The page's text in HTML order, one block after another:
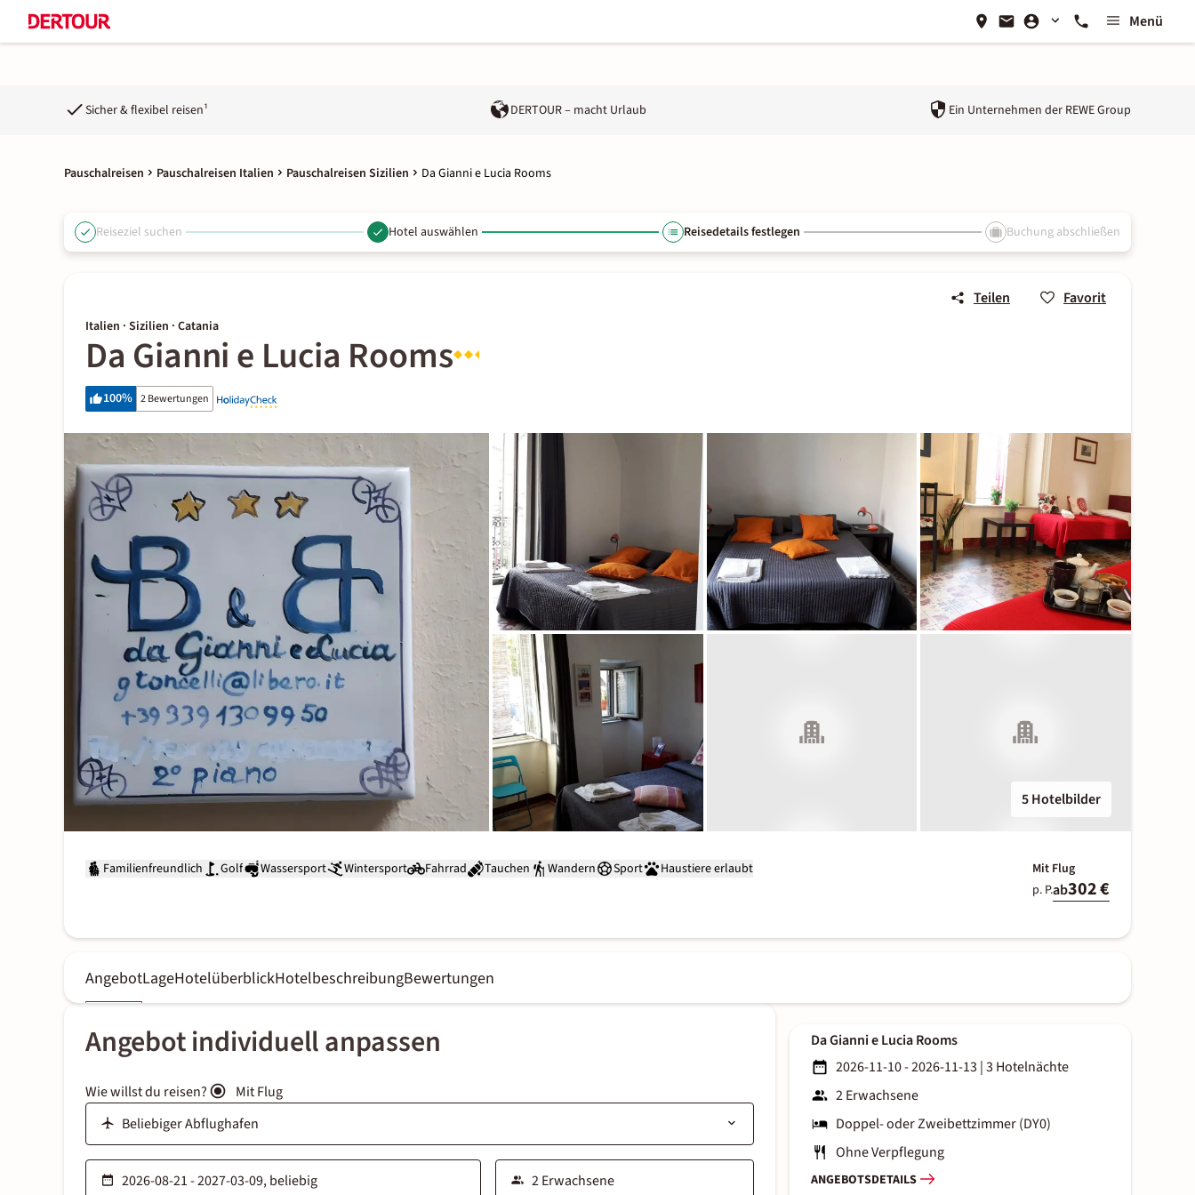
Menü
Sicher & flexibel reisen¹ DERTOUR – macht Urlaub Ein Unternehmen der REWE Group
Pauschalreisen Pauschalreisen Italien Pauschalreisen Sizilien Da Gianni e Lucia Rooms
Reiseziel suchen Hotel auswählen Reisedetails festlegen Buchung abschließen
Teilen Favorit
Italien · Sizilien · Catania
Da Gianni e Lucia Rooms
100% 2 Bewertungen
5 Hotelbilder
Familienfreundlich Golf Wassersport Wintersport Fahrrad Tauchen Wandern Sport Haustiere erlaubt
Mit Flug
p. P.ab302 €
AngebotLageHotelüberblickHotelbeschreibungBewertungen
Angebot individuell anpassen
Wie willst du reisen? Mit Flug
Da Gianni e Lucia Rooms
2026-11-10 - 2026-11-13 |3 Hotelnächte
2 Erwachsene
Doppel- oder Zweibettzimmer (DY0)
Ohne Verpflegung
ANGEBOTSDETAILS